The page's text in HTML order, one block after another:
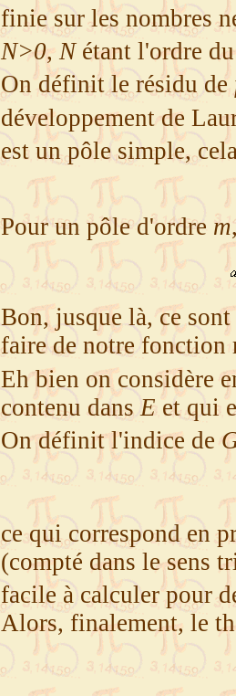
finie sur les nombres
N>0, Nétant l'ordre
On définit le résidu de
développement de
est un pôle simple,
Pour un pôle d'ordre m
Bon, jusque là, ce
faire de notre fonction
Eh bien on considère
contenu dans Eet qui
On définit l'indice de
ce qui correspond en
(compté dans le sens
facile à calculer pour
Alors, finalement, le